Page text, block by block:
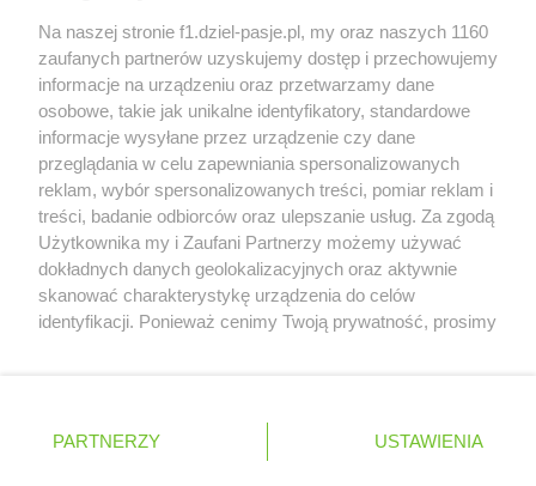
Poszkodowani kibice z GP Las Vegas 2023
otrzymają częściowy zwrot pieniędzy
Bottas z kolejnymi sukcesami w kolarstwie
Polityka prywatności © 2004 - 2026 GPmedia
Kopiowanie treści bez
zgody autorów zabronione.
powiązana w żaden sposób z grupą przedsiębiorstw Formula
Serwis internetowy, z którego korzystasz, używa plików
cookies. Są to pliki instalowane w urządzeniach
końcowych osób korzystających z serwisu, w celu
administrowania serwisem, poprawy jakości
Dowiedz się więcej o naszej polityce
Na naszej stronie f1.dziel-pasje.pl, my oraz naszych 1160
zaufanych partnerów uzyskujemy dostęp i przechowujemy
informacje na urządzeniu oraz przetwarzamy dane
osobowe, takie jak unikalne identyfikatory, standardowe
informacje wysyłane przez urządzenie czy dane
przeglądania w celu zapewniania spersonalizowanych
reklam, wybór spersonalizowanych treści, pomiar reklam i
treści, badanie odbiorców oraz ulepszanie usług. Za zgodą
Użytkownika my i Zaufani Partnerzy możemy używać
dokładnych danych geolokalizacyjnych oraz aktywnie
skanować charakterystykę urządzenia do celów
identyfikacji. Ponieważ cenimy Twoją prywatność, prosimy
prywatności znajdujący się w lewym dolnym rogu strony
. Niektóre rodzaje przetwarzania danych nie wymagają
PARTNERZY USTAWIENIA